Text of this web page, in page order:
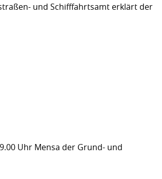
und Schifffahrtsamt erklärt der
Uhr Mensa der Grund- und